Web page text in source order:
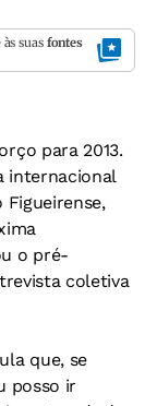
suas fontes
para 2013.
internacional
o pré-
coletiva
que, se
posso ir